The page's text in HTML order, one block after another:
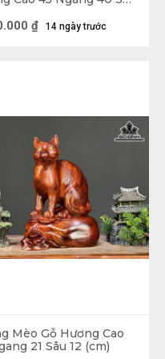
Tế Công,... Khi đặt
14 ngày trước
₫
Mèo Gỗ Hương Cao
21 Sâu 12 (cm)